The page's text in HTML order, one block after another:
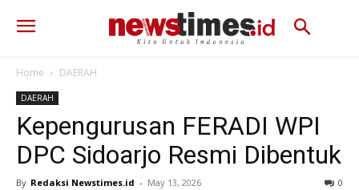
Home DAERAH
DAERAH
Kepengurusan FERADI WPI
DPC Sidoarjo Resmi Dibentuk
By Redaksi Newstimes.id - May 13, 2026 0